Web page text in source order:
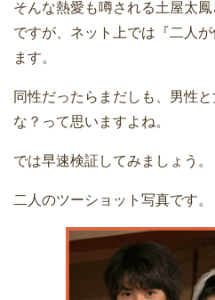
そんな熱愛も噂される土屋太
ですが、ネット上では『二人
ます。
同性だったらまだしも、男性
な？って思いますよね。
では早速検証してみましょう。
二人のツーショット写真です。